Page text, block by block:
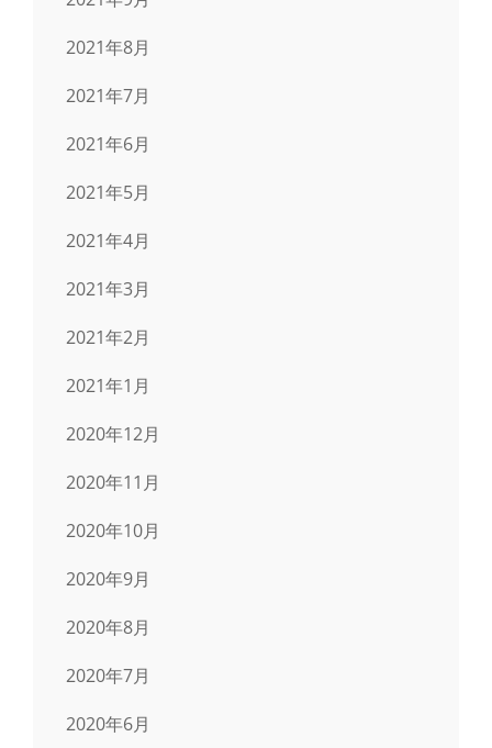
2021年8月
2021年7月
2021年6月
2021年5月
2021年4月
2021年3月
2021年2月
2021年1月
2020年12月
2020年11月
2020年10月
2020年9月
2020年8月
2020年7月
2020年6月